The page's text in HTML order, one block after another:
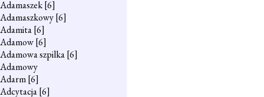
Adamaszek[6]
Adamaszkowy[6]
Adamita[6]
Adamow[6]
Adamowa szpilka[6]
Adamowy
Adarm[6]
Adcytacja[6]